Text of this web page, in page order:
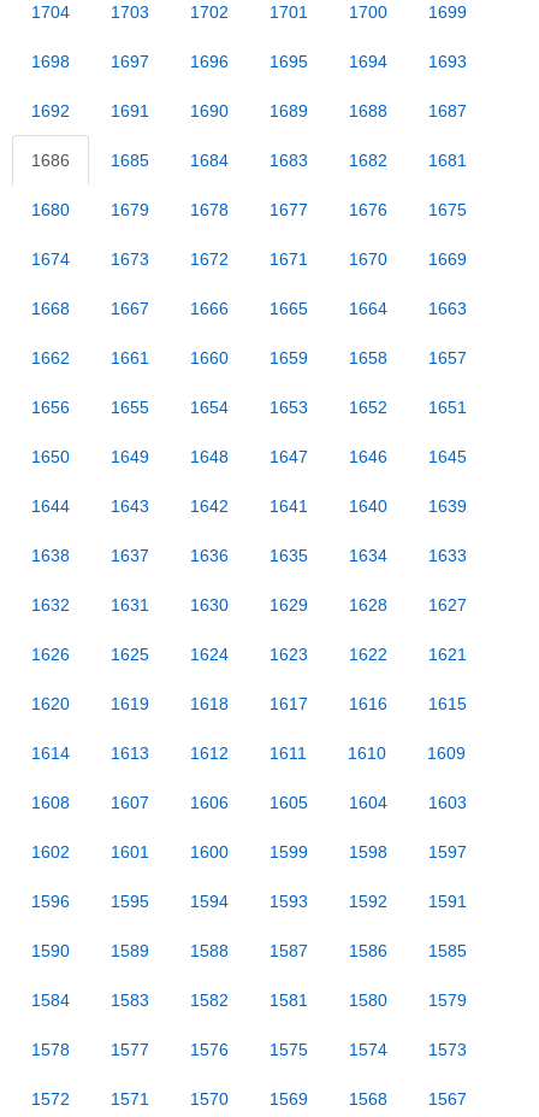
1704 1703 1702 1701 1700 1699
1698 1697 1696 1695 1694 1693
1692 1691 1690 1689 1688 1687
1686 1685 1684 1683 1682 1681
1680 1679 1678 1677 1676 1675
1674 1673 1672 1671 1670 1669
1668 1667 1666 1665 1664 1663
1662 1661 1660 1659 1658 1657
1656 1655 1654 1653 1652 1651
1650 1649 1648 1647 1646 1645
1644 1643 1642 1641 1640 1639
1638 1637 1636 1635 1634 1633
1632 1631 1630 1629 1628 1627
1626 1625 1624 1623 1622 1621
1620 1619 1618 1617 1616 1615
1614 1613 1612 1611 1610 1609
1608 1607 1606 1605 1604 1603
1602 1601 1600 1599 1598 1597
1596 1595 1594 1593 1592 1591
1590 1589 1588 1587 1586 1585
1584 1583 1582 1581 1580 1579
1578 1577 1576 1575 1574 1573
1572 1571 1570 1569 1568 1567